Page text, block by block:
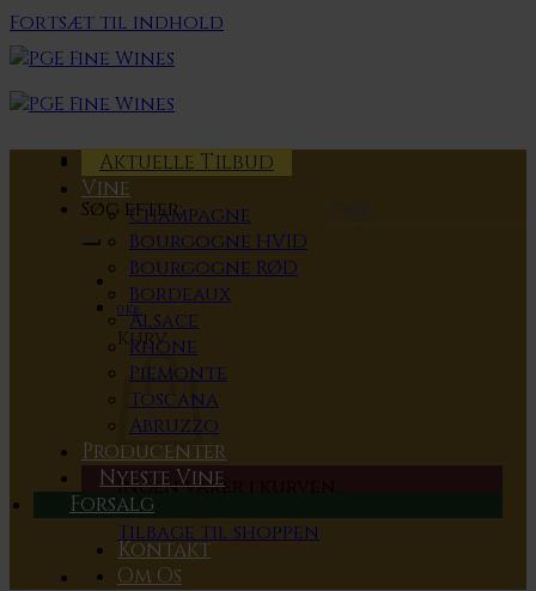
Fortsæt til indhold
Søg efter:
0 Kr.
Kurv
Ingen varer i kurven.
Tilbage til shoppen
Aktuelle Tilbud
Vine
Champagne
Bourgogne HVID
Bourgogne RØD
Bordeaux
Alsace
Rhone
Piemonte
Toscana
Abruzzo
Producenter
Nyeste Vine
Forsalg
Kontakt
Om Os